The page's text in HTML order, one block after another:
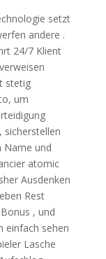
setzt
andere .
24/7 Klient
stetig
um
sicherstellen
Name und
atomic
Ausdenken
Rest
, und
einfach sehen
Lasche